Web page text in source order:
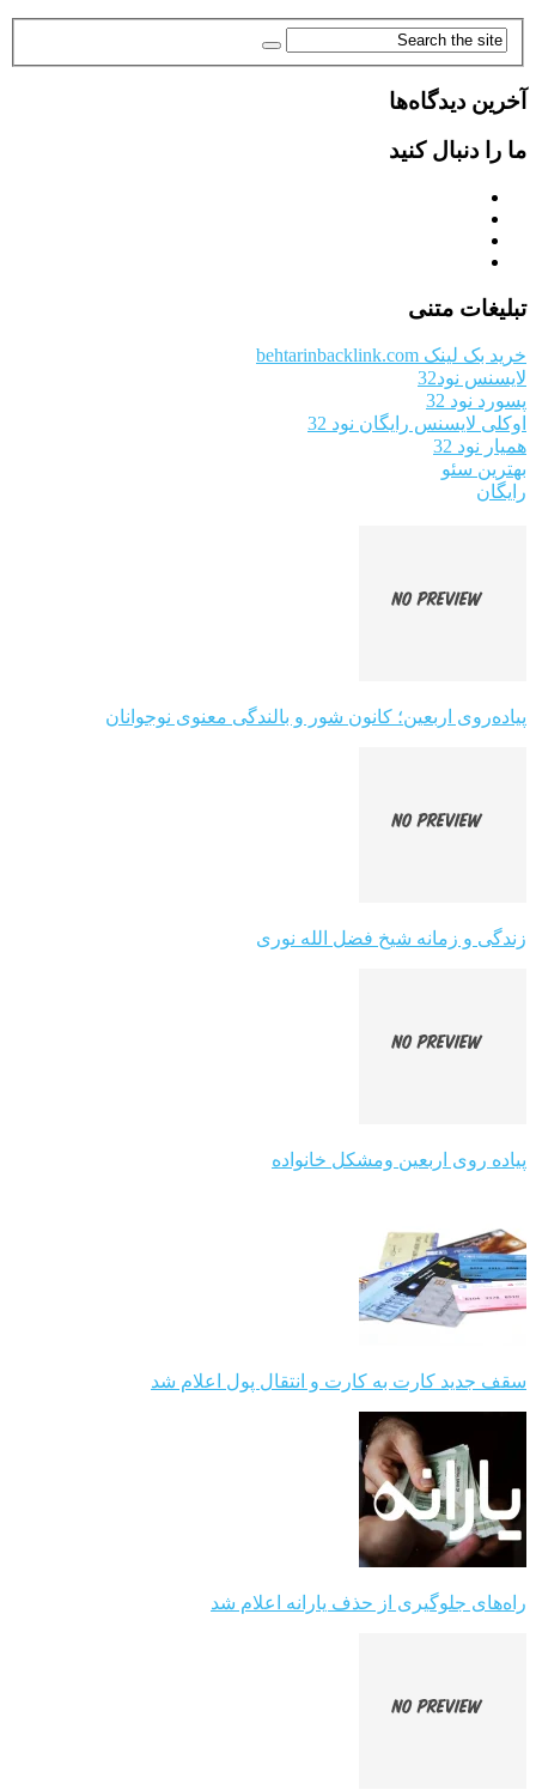
آخرین دیدگاه‌ها
ما را دنبال کنید
تبلیغات متنی
خرید بک لینک behtarinbacklink.com
لایسنس نود32
پسورد نود 32
اوکلی لایسنس رایگان نود 32
همیار نود 32
بهترین سئو
رایگان
پیاده‌روی اربعین؛ کانون شور و بالندگی معنوی نوجوانان
زندگی و زمانه شیخ فضل الله نوری
پیاده روی اربعین ومشکل خانواده
سقف جدید کارت به کارت و انتقال پول اعلام شد
راه‌های جلوگیری از حذف یارانه اعلام شد